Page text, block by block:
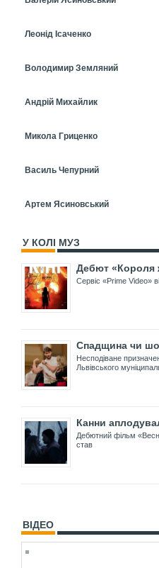
Леонід Ісаченко
Володимир Земляний
Андрій Михайлик
Микола Гриценко
Василь Чепурний
Артем Ясиновський
У КОЛІ МУЗ
Дебют «Короля
Сервіс «Prime Video»
Спадщина чи
Несподіване
Львівського
Канни
Дебютний фільм
став
ВІДЕО